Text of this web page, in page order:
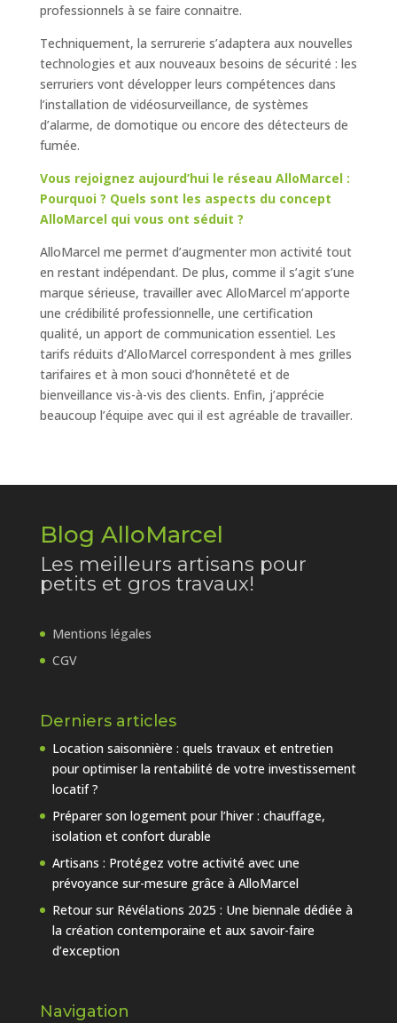
professionnels à se faire connaitre.
Techniquement, la serrurerie s’adaptera aux nouvelles
technologies et aux nouveaux besoins de sécurité : les
serruriers vont développer leurs compétences dans
l’installation de vidéosurveillance, de systèmes
d’alarme, de domotique ou encore des détecteurs de
fumée.
Vous rejoignez aujourd’hui le réseau AlloMarcel :
Pourquoi ? Quels sont les aspects du concept
AlloMarcel qui vous ont séduit ?
AlloMarcel me permet d’augmenter mon activité tout
en restant indépendant. De plus, comme il s’agit s’une
marque sérieuse, travailler avec AlloMarcel m’apporte
une crédibilité professionnelle, une certification
qualité, un apport de communication essentiel. Les
tarifs réduits d’AlloMarcel correspondent à mes grilles
tarifaires et à mon souci d’honnêteté et de
bienveillance vis-à-vis des clients. Enfin, j’apprécie
beaucoup l’équipe avec qui il est agréable de travailler.
Blog AlloMarcel
Les meilleurs artisans pour
petits et gros travaux!
Mentions légales
CGV
Derniers articles
Location saisonnière : quels travaux et entretien
pour optimiser la rentabilité de votre investissement
locatif ?
Préparer son logement pour l’hiver : chauffage,
isolation et confort durable
Artisans : Protégez votre activité avec une
prévoyance sur-mesure grâce à AlloMarcel
Retour sur Révélations 2025 : Une biennale dédiée à
la création contemporaine et aux savoir-faire
d’exception
Navigation